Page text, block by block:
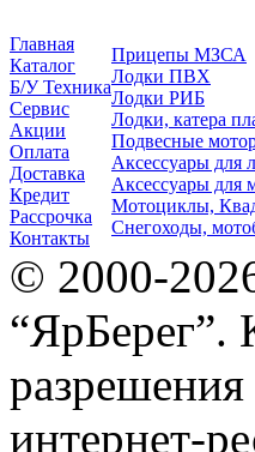
Главная
Каталог
Б/У Техника
Сервис
Акции
Оплата
Доставка
Кредит
Рассрочка
Контакты
Прицепы МЗСА
Лодки ПВХ
Лодки РИБ
Лодки, катера
Подвесные
Аксессуары для
Аксессуары для
Мотоциклы,
Снегоходы,
© 2000-
“ЯрБерег”.
разрешения
интернет-